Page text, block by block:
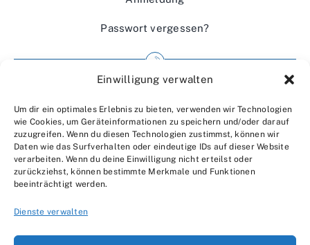
Einwilligung verwalten
Um dir ein optimales Erlebnis zu bieten, verwenden wir Technologien
wie Cookies, um Geräteinformationen zu speichern und/oder darauf
zuzugreifen. Wenn du diesen Technologien zustimmst, können wir
Daten wie das Surfverhalten oder eindeutige IDs auf dieser Website
verarbeiten. Wenn du deine Einwilligung nicht erteilst oder
zurückziehst, können bestimmte Merkmale und Funktionen
beeinträchtigt werden.
Dienste verwalten
Passwort vergessen?
Wir über uns
Kontakt
Datenschutzerklärung